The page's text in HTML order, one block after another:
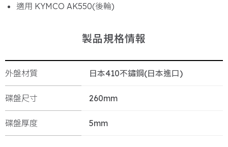
適用 KYMCO AK550(後輪)
製品規格情報
外盤材質 日本410不鏽鋼(日本進口)
碟盤尺寸 260mm
碟盤厚度 5mm